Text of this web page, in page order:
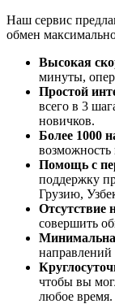
Наш сервис
обмен
Высокая
минуты,
Простой
всего в 3
новичков.
Более 1000
возможность
Помощь с
поддержку
Грузию,
Отсутствие
совершить
направлений
чтобы вы
любое время.